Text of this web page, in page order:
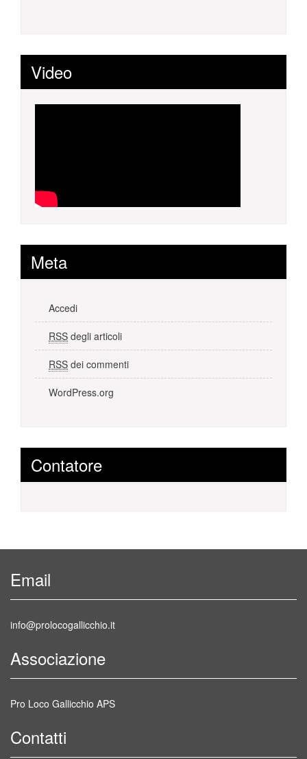
Video
Meta
Accedi
RSS degli articoli
RSS dei commenti
WordPress.org
Contatore
Email
info@prolocogallicchio.it
Associazione
Pro Loco Gallicchio APS
Contatti